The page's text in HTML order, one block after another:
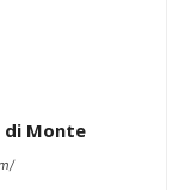
di Monte